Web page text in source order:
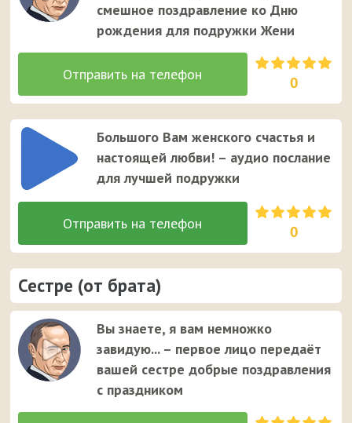
смешное поздравление ко Дню
рождения для подружки Жени
0
Большого Вам женского счастья и
настоящей любви! – аудио послание
для лучшей подружки
0
Сестре (от брата)
Вы знаете, я вам немножко
завидую... – первое лицо передаёт
вашей сестре добрые поздравления
с праздником